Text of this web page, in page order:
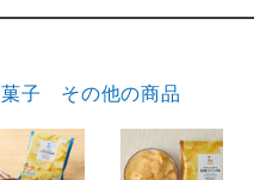
菓子 その他の商品